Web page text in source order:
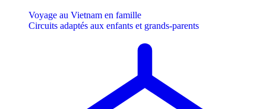
Voyage au Vietnam en famille
Circuits adaptés aux enfants et grands-parents